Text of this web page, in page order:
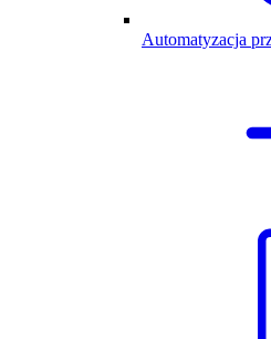
Automatyzacja